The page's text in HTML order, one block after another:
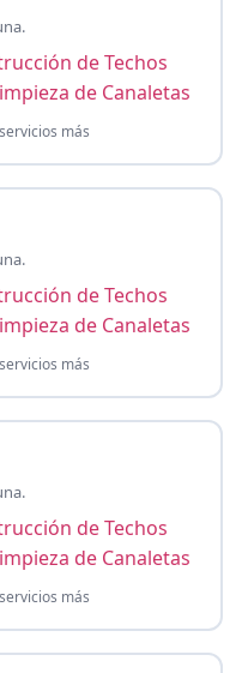
de Techos
de Canaletas
más
de Techos
de Canaletas
más
de Techos
de Canaletas
más